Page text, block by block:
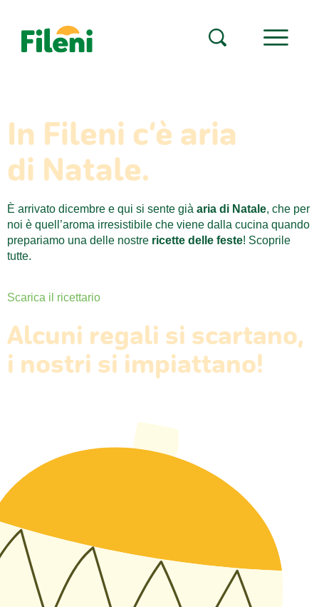
In Fileni c’è aria
di Natale.
È arrivato dicembre e qui si sente già aria di Natale, che per
noi è quell’aroma irresistibile che viene dalla cucina quando
prepariamo una delle nostre ricette delle feste! Scoprile
tutte.
Scarica il ricettario
Alcuni regali si scartano,
i nostri si impiattano!